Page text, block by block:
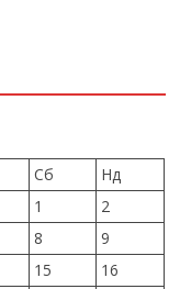
Сб
Нд
1
2
8
9
15
16